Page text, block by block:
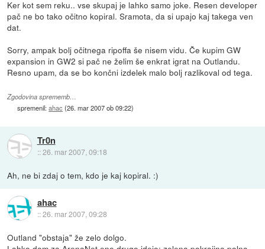
Ker kot sem reku.. vse skupaj je lahko samo joke. Resen developer
pač ne bo tako očitno kopiral. Sramota, da si upajo kaj takega ven
dat.
Sorry, ampak bolj očitnega ripoffa še nisem vidu. Če kupim GW
expansion in GW2 si pač ne želim še enkrat igrat na Outlandu.
Resno upam, da se bo končni izdelek malo bolj razlikoval od tega.
Zgodovina sprememb…
spremenil:ahac (26. mar 2007 ob 09:22)
Tr0n
::26. mar 2007, 09:18
Ah, ne bi zdaj o tem, kdo je kaj kopiral. :)
ahac
::26. mar 2007, 09:28
Outland "obstaja" že zelo dolgo.